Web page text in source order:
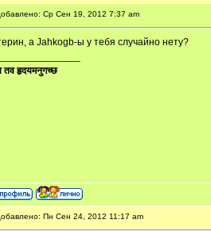
Ср Сен 19, 2012 7:37 am
а Jahkogb-ы у тебя случайно нету?
तव हृदयमनुगच्छ
Пн Сен 24, 2012 11:17 am